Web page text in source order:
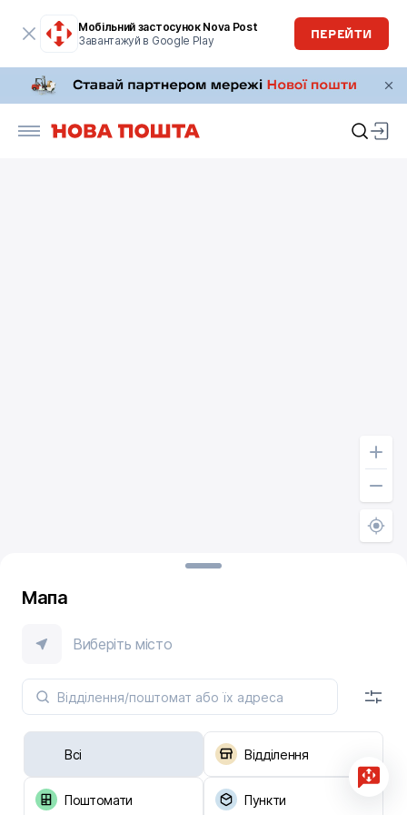
Мобільний застосунок Nova Post
Завантажуй в Google Play
ПЕРЕЙТИ
Мапа
Виберіть місто
Всі Відділення
Поштомати Пункти